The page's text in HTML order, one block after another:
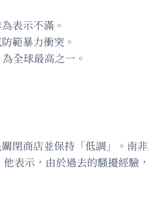
表示不滿。
範暴力衝突。
全球最高之一。
閉商店並保持「低調」。南
示，由於過去的騷擾經驗